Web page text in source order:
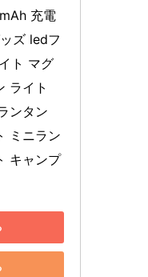
充電
ズ ledフ
ト マグ
ライト
ンタン
ミニラン
キャンプ